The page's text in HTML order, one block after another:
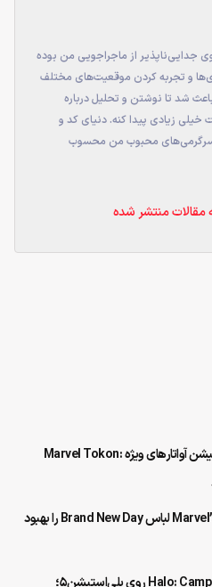
جدایی‌ناپذیر از ماجراجویی من بوده
و تجربه کردن موقعیت‌های مختلف
شد تا نوشتن و تحلیل درباره
خیلی زیادی پیدا کنه. دنیای کد و
سرگرمی‌های محبوب من محسوب
مقالات منتشر شده
هم‌اکنون می‌توانید در پلی استیشن آواتارهای ویژه Marvel Tokon:
آپدیت جدید Marvel’s Spider-Man 2 لباس Brand New Day را بهبود
فروش ضعیف Halo: Campaign Evolved روی پلی‌استیشن۵؛